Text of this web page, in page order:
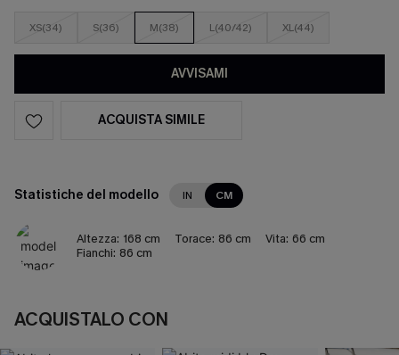
XS(34) S(36) M(38) L(40/42) XL(44)
AVVISAMI
ACQUISTA SIMILE
Statistiche del modello IN CM
Altezza: 168 cm Torace: 86 cm Vita: 66 cm
Fianchi: 86 cm
ACQUISTALO CON